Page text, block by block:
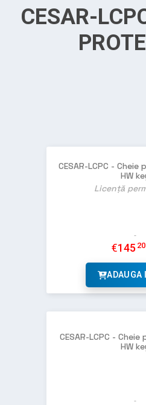
CESAR-
CESAR-LCPC -
HW
Licență
€145 20
ADAUGA
CESAR-LCPC -
HW